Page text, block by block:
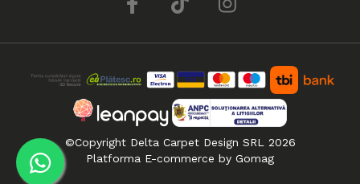
©Copyright Delta Carpet Design SRL 2026
Platforma E-commerce by Gomag